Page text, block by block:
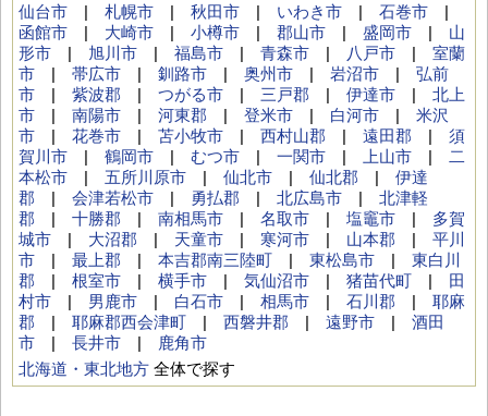
仙台市 | 札幌市 | 秋田市 | いわき市 | 石巻市 |
函館市 | 大崎市 | 小樽市 | 郡山市 | 盛岡市 | 山
形市 | 旭川市 | 福島市 | 青森市 | 八戸市 | 室蘭
市 | 帯広市 | 釧路市 | 奥州市 | 岩沼市 | 弘前
市 | 紫波郡 | つがる市 | 三戸郡 | 伊達市 | 北上
市 | 南陽市 | 河東郡 | 登米市 | 白河市 | 米沢
市 | 花巻市 | 苫小牧市 | 西村山郡 | 遠田郡 | 須
賀川市 | 鶴岡市 | むつ市 | 一関市 | 上山市 |
二
本松市 | 五所川原市 | 仙北市 | 仙北郡 | 伊達
郡 | 会津若松市 | 勇払郡 | 北広島市 | 北津軽
郡 | 十勝郡 | 南相馬市 | 名取市 | 塩竈市 | 多賀
城市 | 大沼郡 | 天童市 | 寒河市 | 山本郡 | 平川
市 | 最上郡 | 本吉郡南三陸町 | 東松島市 | 東白川
郡 | 根室市 | 横手市 | 気仙沼市 | 猪苗代町 | 田
村市 | 男鹿市 | 白石市 | 相馬市 | 石川郡 | 耶麻
郡 | 耶麻郡西会津町 | 西磐井郡 | 遠野市 | 酒田
市 | 長井市 |
鹿角市
北海道・東北地方 全体で探す